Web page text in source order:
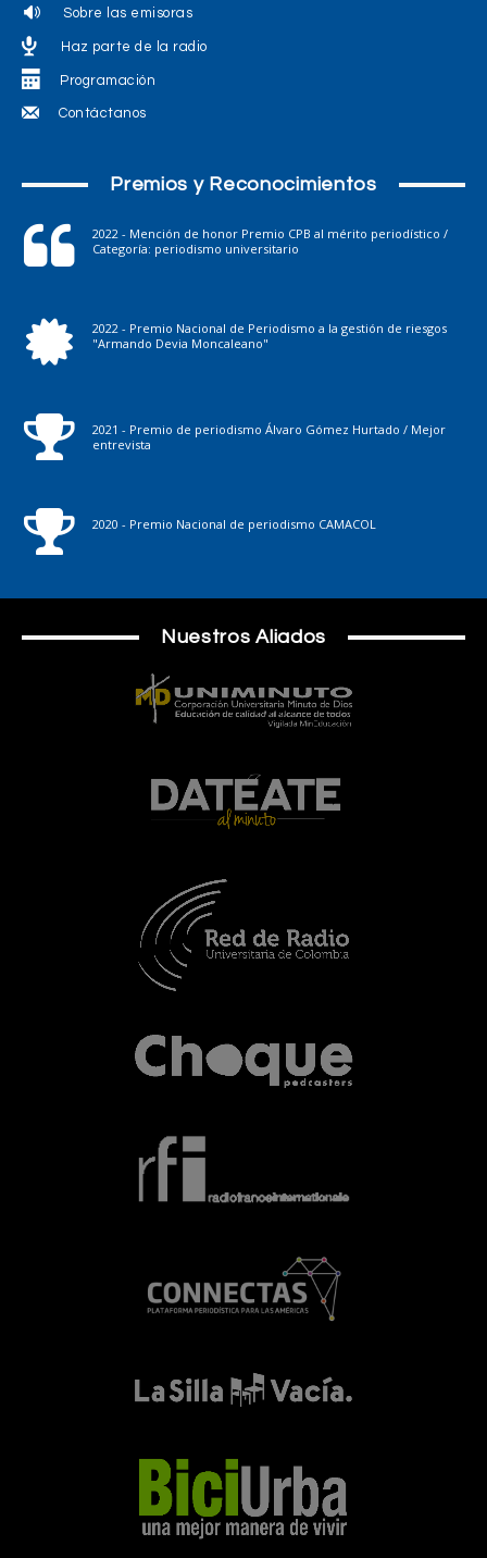
Sobre las emisoras
Haz parte de la radio
Programación
Contáctanos
Premios y Reconocimientos
2022 - Mención de honor Premio CPB al mérito periodístico /
Categoría: periodismo universitario
2022 - Premio Nacional de Periodismo a la gestión de riesgos
"Armando Devia Moncaleano"
2021 - Premio de periodismo Álvaro Gómez Hurtado / Mejor
entrevista
2020 - Premio Nacional de periodismo CAMACOL
Nuestros Aliados